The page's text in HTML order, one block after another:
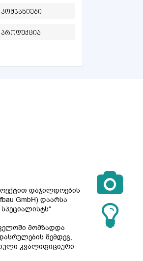
დაჯილდოების
GmbH) დაარსა
მომზადდა
შემდეგ,
კვალიფიციური
